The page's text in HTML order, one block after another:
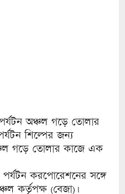
অঞ্চল গড়ে তোলার
শিল্পের জন্য
গড়ে তোলার কাজে এক
পর্যটন করপোরেশনের সঙ্গে
কর্তৃপক্ষ (বেজা)।